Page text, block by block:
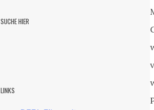
SUCHE HIER
LINKS